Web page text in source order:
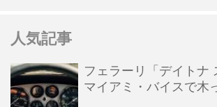
人気記事
フェラーリ「デイトナ
マイアミ・バイスで木